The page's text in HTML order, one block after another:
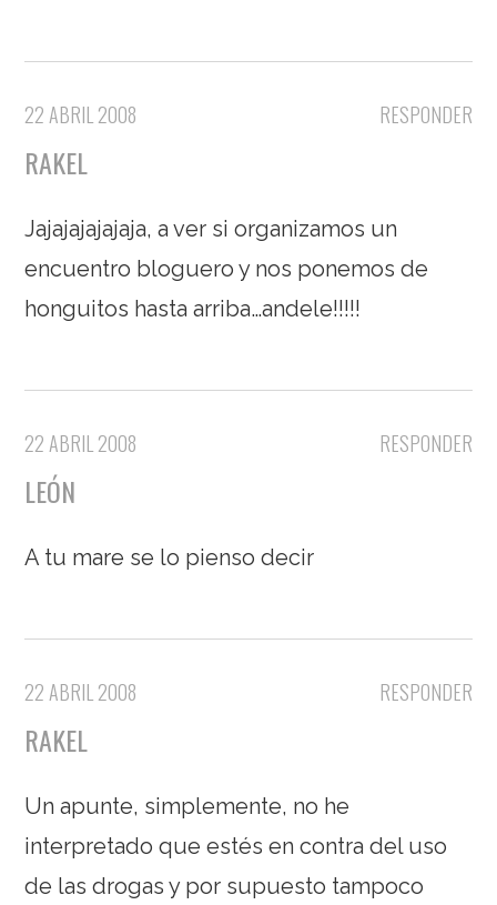
RESPONDER
22 ABRIL 2008
RAKEL
Jajajajajajaja, a ver si organizamos un
encuentro bloguero y nos ponemos de
honguitos hasta arriba…andele!!!!!
RESPONDER
22 ABRIL 2008
LEÓN
A tu mare se lo pienso decir
RESPONDER
22 ABRIL 2008
RAKEL
Un apunte, simplemente, no he
interpretado que estés en contra del uso
de las drogas y por supuesto tampoco